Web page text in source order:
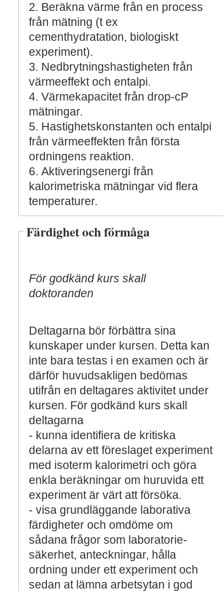
2. Beräkna värme från en process
från mätning (t ex
cementhydratation, biologiskt
experiment).
3. Nedbrytningshastigheten från
värmeeffekt och entalpi.
4. Värmekapacitet från drop-cP
mätningar.
5. Hastighetskonstanten och entalpi
från värmeeffekten från första
ordningens reaktion.
6. Aktiveringsenergi från
kalorimetriska mätningar vid flera
temperaturer.
Färdighet och förmåga
För godkänd kurs skall
doktoranden
Deltagarna bör förbättra sina
kunskaper under kursen. Detta kan
inte bara testas i en examen och är
därför huvudsakligen bedömas
utifrån en deltagares aktivitet under
kursen. För godkänd kurs skall
deltagarna
- kunna identifiera de kritiska
delarna av ett föreslaget experiment
med isoterm kalorimetri och göra
enkla beräkningar om huruvida ett
experiment är värt att försöka.
- visa grundläggande laborativa
färdigheter och omdöme om
sådana frågor som laboratorie-
säkerhet, anteckningar, hålla
ordning under ett experiment och
sedan at lämna arbetsytan i god